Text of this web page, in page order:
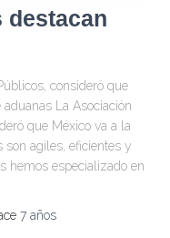
destacan
consideró que
La Asociación
que México va a la
son agiles, eficientes y
hemos especializado en
7 años